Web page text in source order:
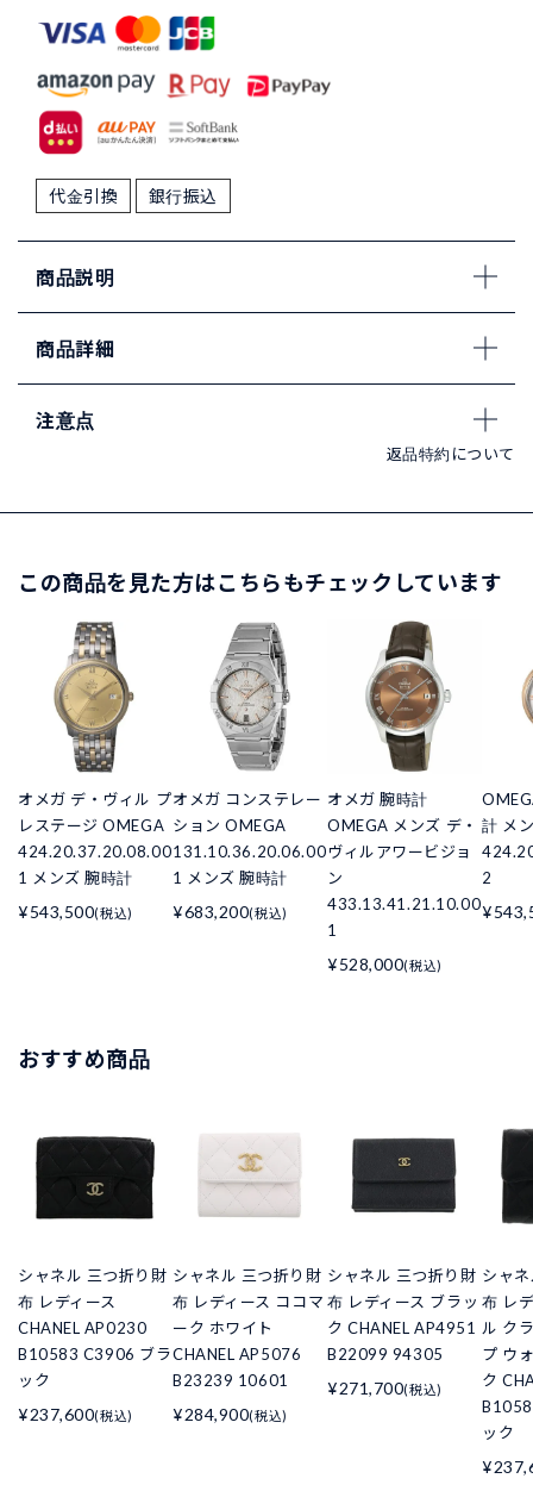
代金引換 銀行振込
商品説明
商品詳細
注意点
返品特約について
この商品を見た方はこちらもチェックしています
オメガ デ・ヴィル プ
レステージ OMEGA
424.20.37.20.08.00
1 メンズ 腕時計
¥543,500(税込)
オメガ コンステレー
ション OMEGA
131.10.36.20.06.00
1 メンズ 腕時計
¥683,200(税込)
オメガ 腕時計
OMEGA メンズ デ・
ヴィルアワービジョ
ン
433.13.41.21.10.00
1
¥528,000(税込)
計 メ
2
おすすめ商品
シャネル 三つ折り財
布 レディース
CHANEL AP0230
B10583 C3906 ブラ
ック
¥237,600(税込)
シャネル 三つ折り財
布 レディース ココマ
ーク ホワイト
CHANEL AP5076
B23239 10601
¥284,900(税込)
シャネル 三つ折り財
布 レディース ブラッ
ク CHANEL AP4951
B22099 94305
¥271,700(税込)
シャ
布 レ
ル ク
プ ウ
ク
ック